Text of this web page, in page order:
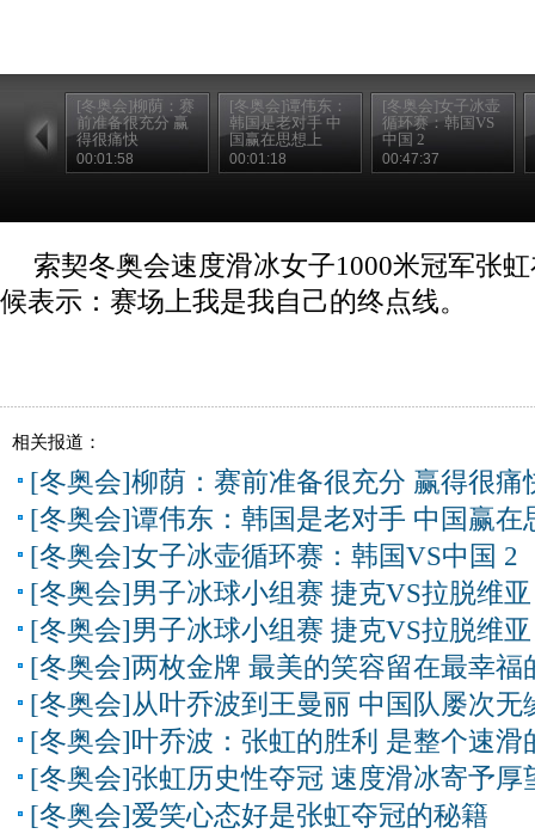
[冬奥会]柳荫：赛
前准备很充分 赢
得很痛快
00:01:58
[冬奥会]谭伟东：
韩国是老对手 中
国赢在思想上
00:01:18
[冬奥会]女子冰壶
循环赛：韩国VS
中国 2
00:47:37
索契冬奥会速度滑冰女子1000米冠军张
候表示：赛场上我是我自己的终点线。
相关报道：
[冬奥会]柳荫：赛前准备很充分 赢得很痛
[冬奥会]谭伟东：韩国是老对手 中国赢在
[冬奥会]女子冰壶循环赛：韩国VS中国 2
[冬奥会]男子冰球小组赛 捷克VS拉脱维
[冬奥会]男子冰球小组赛 捷克VS拉脱维
[冬奥会]两枚金牌 最美的笑容留在最幸福
[冬奥会]从叶乔波到王曼丽 中国队屡次无
[冬奥会]叶乔波：张虹的胜利 是整个速滑
[冬奥会]张虹历史性夺冠 速度滑冰寄予厚
[冬奥会]爱笑心态好是张虹夺冠的秘籍